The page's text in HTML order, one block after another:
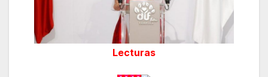
Lecturas